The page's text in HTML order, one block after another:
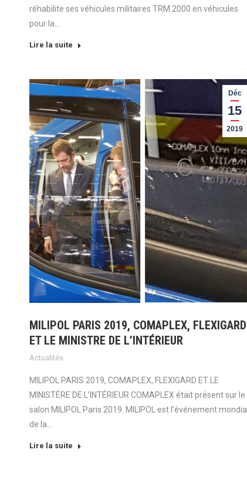
réhabilite ses véhicules militaires TRM 2000 en véhicules
pour la…
Lire la suite
Déc
15
2019
MILIPOL PARIS 2019, COMAPLEX, FLEXIGARD
ET LE MINISTRE DE L’INTÉRIEUR
Actualités
MILIPOL PARIS 2019, COMAPLEX, FLEXIGARD ET LE
MINISTÈRE DE L’INTÉRIEUR COMAPLEX était présent sur le
salon MILIPOL Paris 2019. MILIPOL est l’événement mondial
de la…
Lire la suite